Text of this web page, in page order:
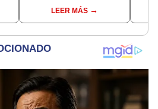
Indecopi multó a la
empresa con más de S/
LEER MÁS